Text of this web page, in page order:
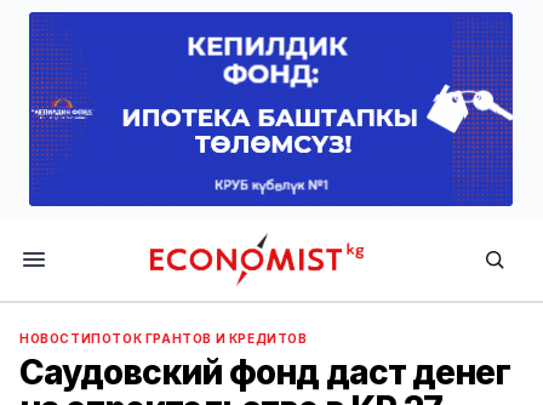
Economist.kg
НОВОСТИПОТОК ГРАНТОВ И КРЕДИТОВ
Саудовский фонд даст денег